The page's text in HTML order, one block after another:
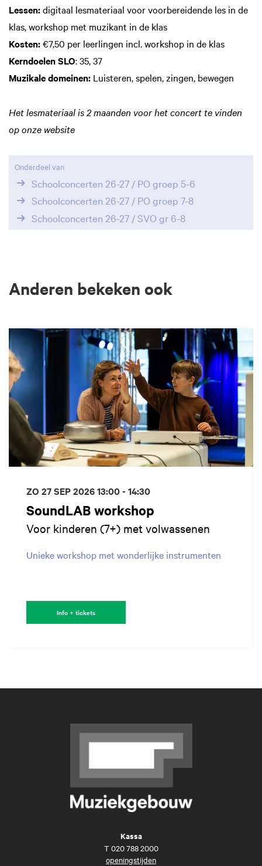
Lessen:digitaal lesmateriaal voor voorbereidende les in de
klas, workshop met muzikant in de klas
Kosten:€7,50 per leerlingen incl. workshop in de klas
Kerndoelen SLO: 35, 37
Muzikale domeinen: Luisteren, spelen, zingen, bewegen
Het lesmateriaal is 2 maanden voor het concert te vinden
op onze website
Onderdeel van
Schoolconcerten 26-27 / PO groep 5-6
Schoolconcerten 26-27 / PO groep 7-8
Schoolconcerten 26-27 / SVO gr 6-8
Anderen bekeken ook
SoundLAB workshop
Voor kinderen (7+) met volwassenen
Unieke workshop met wonderlijke instrumenten
ZO 27 SEP 202613:00 - 14:30
Info + tickets
Kassa
T 020 788 2000
openingstijden